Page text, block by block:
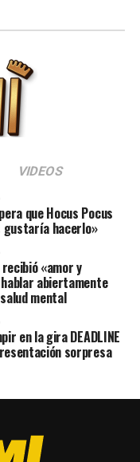
VIDEOS
que Hocus Pocus
gustaría hacerlo»
«amor y
abiertamente
mental
en la gira DEADLINE
sorpresa